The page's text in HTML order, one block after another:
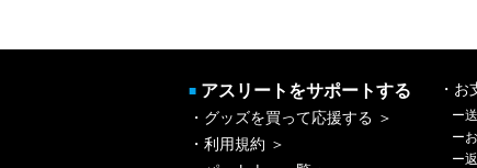
■ アスリートをサポートする
・グッズを買って応援する ＞
・利用規約 ＞
・
ー
ー
ー